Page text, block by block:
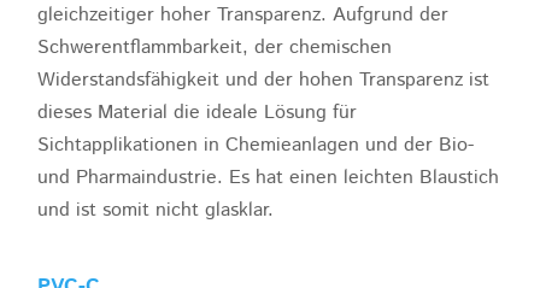
gleichzeitiger hoher Transparenz. Aufgrund der
Schwerentflammbarkeit, der chemischen
Widerstandsfähigkeit und der hohen Transparenz ist
dieses Material die ideale Lösung für
Sichtapplikationen in Chemieanlagen und der Bio-
und Pharmaindustrie. Es hat einen leichten Blaustich
und ist somit nicht glasklar.